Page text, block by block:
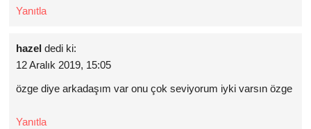
Yanıtla
hazel dedi ki:
12 Aralık 2019, 15:05
özge diye arkadaşım var onu çok seviyorum iyki varsın özge
Yanıtla